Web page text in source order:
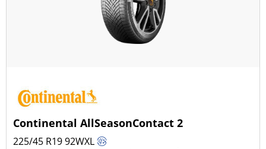
Continental AllSeasonContact 2
225/45 R1992WXL